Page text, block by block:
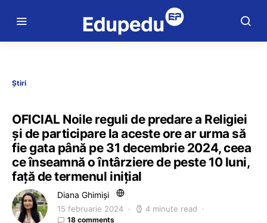
Știri
OFICIAL Noile reguli de predare a Religiei
și de participare la aceste ore ar urma să
fie gata până pe 31 decembrie 2024, ceea
ce înseamnă o întârziere de peste 10 luni,
față de termenul inițial
Diana Ghimiși
15 februarie 2024 4 minute read
18 comments